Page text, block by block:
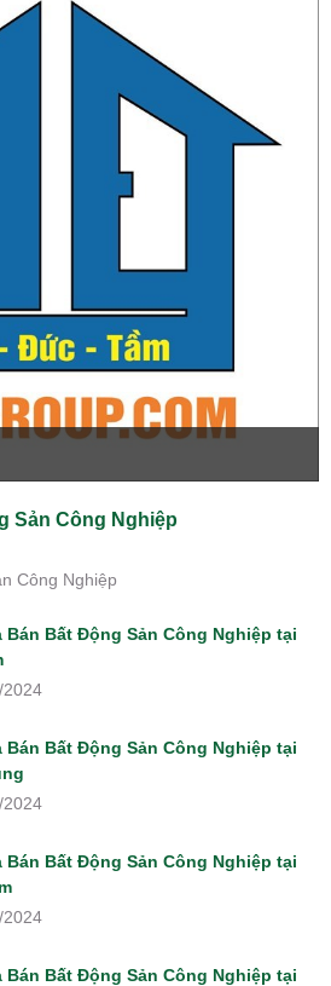
Sản Công Nghiệp
Công Nghiệp
Bán Bất Động Sản Công Nghiệp tại
2024
Bán Bất Động Sản Công Nghiệp tại
2024
Bán Bất Động Sản Công Nghiệp tại
2024
Bán Bất Động Sản Công Nghiệp tại